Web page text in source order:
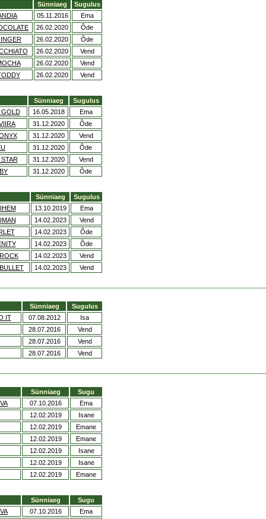
Sünniaeg
Sugulus
05.11.2016
Ema
26.02.2020
Õde
26.02.2020
Õde
26.02.2020
Vend
26.02.2020
Vend
26.02.2020 Vend
Sünniaeg
Sugulus
GOLD
16.05.2018
Ema
31.12.2020
Õde
31.12.2020
Vend
31.12.2020
Õde
31.12.2020
Vend
31.12.2020 Õde
Sünniaeg
Sugulus
13.10.2019
Ema
14.02.2023
Vend
14.02.2023
Õde
14.02.2023
Õde
14.02.2023
Vend
14.02.2023 Vend
Sünniaeg
Sugulus
IT
07.08.2012
Isa
28.07.2016
Vend
28.07.2016
Vend
28.07.2016
Vend
Sünniaeg
Sugu
07.10.2016
Ema
12.02.2019
Isane
12.02.2019
Emane
12.02.2019
Emane
12.02.2019
Isane
12.02.2019
Isane
12.02.2019
Emane
Sünniaeg
Sugu
07.10.2016 Ema